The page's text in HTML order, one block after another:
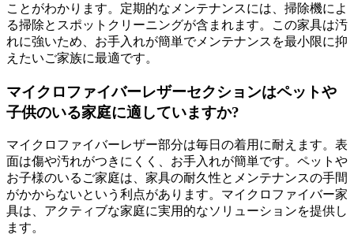
ことがわかります。定期的なメンテナンスには、掃除機によ
る掃除とスポットクリーニングが含まれます。この家具は汚
れに強いため、お手入れが簡単でメンテナンスを最小限に抑
えたいご家族に最適です。
マイクロファイバーレザーセクションはペットや
子供のいる家庭に適していますか?
マイクロファイバーレザー部分は毎日の着用に耐えます。表
面は傷や汚れがつきにくく、お手入れが簡単です。ペットや
お子様のいるご家庭は、家具の耐久性とメンテナンスの手間
がかからないという利点があります。マイクロファイバー家
具は、アクティブな家庭に実用的なソリューションを提供し
ます。